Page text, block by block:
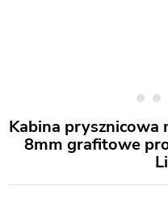
Kabina prysznicowa
8mm grafitowe